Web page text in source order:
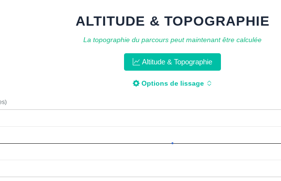
ALTITUDE & TOPOGRAPHIE
La topographie du parcours peut maintenant être calculée
Altitude & Topographie
Options de lissage